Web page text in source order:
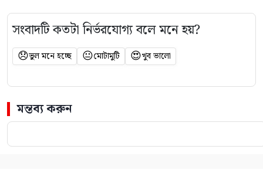
সংবাদটি কতটা নির্ভরযোগ্য বলে মনে হয়?
😞ভুল মনে হচ্ছে 😐মোটামুটি 😍খুব ভালো
মন্তব্য করুন